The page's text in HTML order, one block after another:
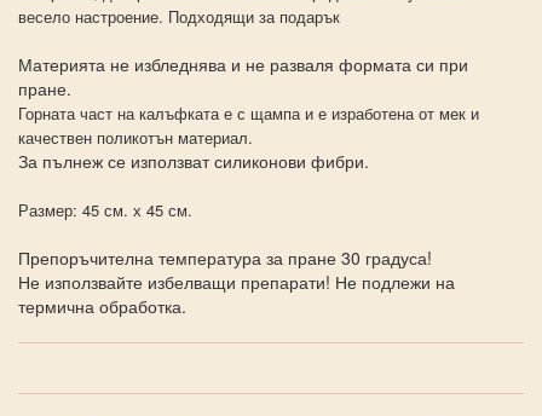
весело настроение. Подходящи за подарък
Материята не избледнява и не разваля формата си при
пране.
Горната част на калъфката е с щампа и е изработена от мек и
качествен поликотън материал.
За пълнеж се използват силиконови фибри.
Размер: 45 см. х 45 см.
Препоръчителна температура за пране 30 градуса!
Не използвайте избелващи препарати! Не подлежи на
термична обработка.